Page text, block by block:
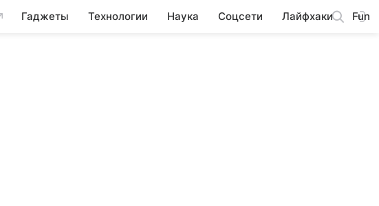
Гаджеты Технологии Наука Соцсети Лайфхаки Fun